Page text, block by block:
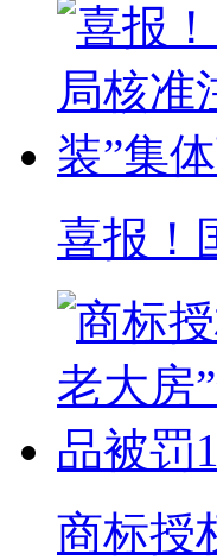
喜报！
商标授